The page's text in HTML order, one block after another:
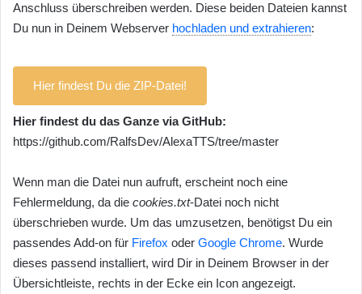
Anschluss überschreiben werden. Diese beiden Dateien kannst
Du nun in Deinem Webserver hochladen und extrahieren:
Hier findest Du die ZIP-Datei!
Hier findest du das Ganze via GitHub:
https://github.com/RalfsDev/AlexaTTS/tree/master
Wenn man die Datei nun aufruft, erscheint noch eine
Fehlermeldung, da die cookies.txt-Datei noch nicht
überschrieben wurde. Um das umzusetzen, benötigst Du ein
passendes Add-on für Firefox oder Google Chrome. Wurde
dieses passend installiert, wird Dir in Deinem Browser in der
Übersichtleiste, rechts in der Ecke ein Icon angezeigt.